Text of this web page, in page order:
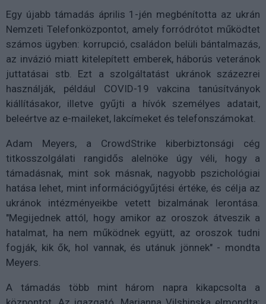
Egy újabb támadás április 1-jén megbénította az ukrán
Nemzeti Telefonközpontot, amely forródrótot működtet
számos ügyben: korrupció, családon belüli bántalmazás,
az invázió miatt kitelepített emberek, háborús veteránok
juttatásai stb. Ezt a szolgáltatást ukránok százezrei
használják, például COVID-19 vakcina tanúsítványok
kiállításakor, illetve gyűjti a hívók személyes adatait,
beleértve az e-maileket, lakcímeket és telefonszámokat.
Adam Meyers, a CrowdStrike kiberbiztonsági cég
titkosszolgálati rangidős alelnöke úgy véli, hogy a
támadásnak, mint sok másnak, nagyobb pszichológiai
hatása lehet, mint információgyűjtési értéke, és célja az
ukránok intézményeikbe vetett bizalmának lerontása.
"Megijednek attól, hogy amikor az oroszok átveszik a
hatalmat, ha nem működnek együtt, az oroszok tudni
fogják, kik ők, hol vannak, és utánuk jönnek" - mondta
Meyers.
A támadás több mint három napra kikapcsolta a